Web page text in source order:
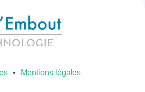
Mentions légales